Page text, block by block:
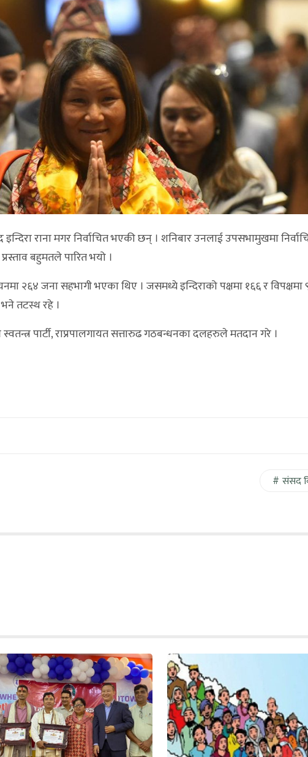
इन्दिरा राना मगर निर्वाचित भएकी छन् । शनिबार उनलाई उपसभामुखमा
बहुमतले पारित भयो ।
२६४ जना सहभागी भएका थिए । जसमध्ये इन्दिराको पक्षमा १६६ र
तटस्थ रहे ।
स्वतन्त्र पार्टी, राप्रपालगायत सत्तारुढ गठबन्धनका दलहरुले मतदान गरे ।
संसद